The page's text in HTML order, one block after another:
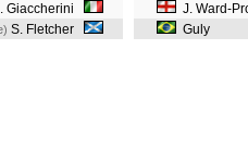
Giaccherini
S. Fletcher
J. Ward-
Guly